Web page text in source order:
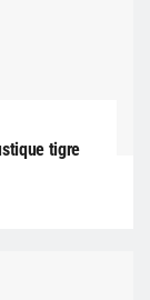
tigre